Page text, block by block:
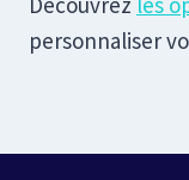
personnaliser